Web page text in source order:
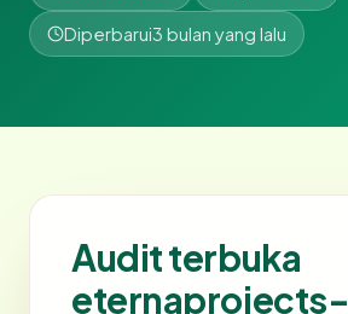
Diperbarui3 bulan yang lalu
Audit terbuka
eternaprojects-